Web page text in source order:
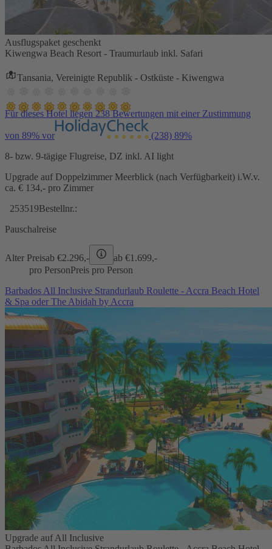
Ausflugspaket geschenkt
Kiwengwa Beach Resort - Traumurlaub inkl. Safari
Tansania, Vereinigte Republik - Ostküste - Kiwengwa
Für dieses Hotel liegen 238 Bewertungen mit einer Zustimmung
von 89% vor (238) 89%
8- bzw. 9-tägige Flugreise, DZ inkl. AI light
Upgrade auf Doppelzimmer Meerblick (nach Verfügbarkeit) i.W.v.
ca. € 134,- pro Zimmer
253519Bestellnr.:
Pauschalreise
Alter Preisab €2.296,- ab €1.699,-
pro PersonPreis pro Person
Barbados All Inclusive Strandurlaub Roulette - Accra Beach Hotel
& Spa oder The Abidah by Accra
Upgrade auf All Inclusive